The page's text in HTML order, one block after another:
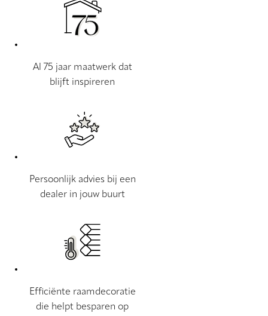
Al 75 jaar maatwerk dat
blijft inspireren
Persoonlijk advies bij een
dealer in jouw buurt
Efficiënte raamdecoratie
die helpt besparen op